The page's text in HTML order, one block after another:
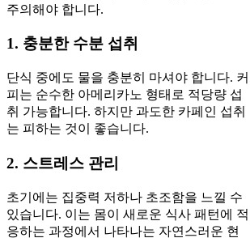
주의해야 합니다.
1. 충분한 수분 섭취
단식 중에도 물을 충분히 마셔야 합니다. 커
피는 순수한 아메리카노 형태로 적당량 섭
취 가능합니다. 하지만 과도한 카페인 섭취
는 피하는 것이 좋습니다.
2. 스트레스 관리
초기에는 집중력 저하나 초조함을 느낄 수
있습니다. 이는 몸이 새로운 식사 패턴에 적
응하는 과정에서 나타나는 자연스러운 현